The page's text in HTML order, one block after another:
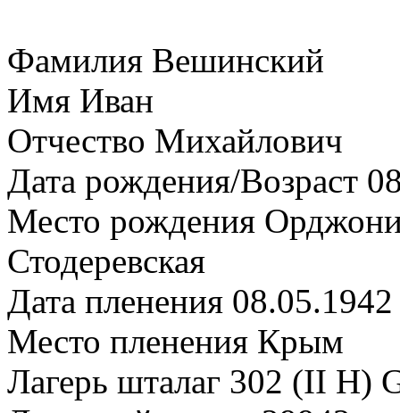
Фамилия Вешинский
Имя Иван
Отчество Михайлович
Дата рождения/Возраст
Место рождения
Стодеревская
Дата пленения 08.05.1942
Место пленения Крым
Лагерь шталаг 302 (II H)